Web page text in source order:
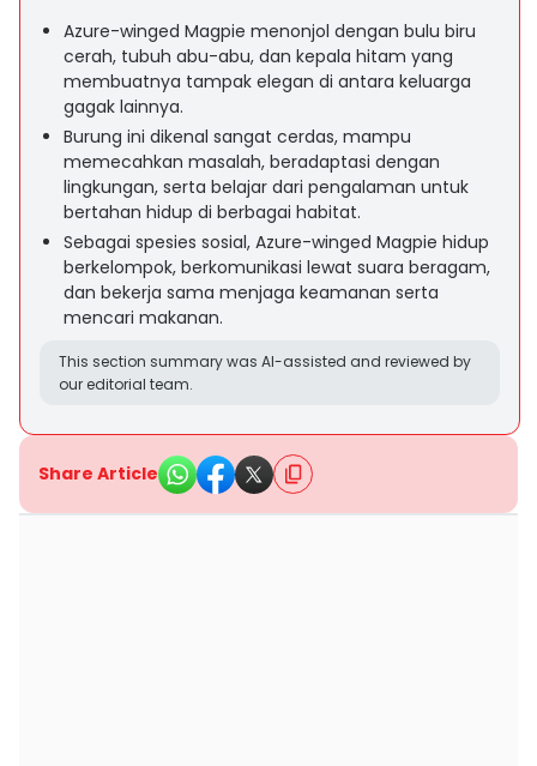
Azure-winged Magpie menonjol dengan bulu biru
cerah, tubuh abu-abu, dan kepala hitam yang
membuatnya tampak elegan di antara keluarga
gagak lainnya.
Burung ini dikenal sangat cerdas, mampu
memecahkan masalah, beradaptasi dengan
lingkungan, serta belajar dari pengalaman untuk
bertahan hidup di berbagai habitat.
Sebagai spesies sosial, Azure-winged Magpie hidup
berkelompok, berkomunikasi lewat suara beragam,
dan bekerja sama menjaga keamanan serta
mencari makanan.
This section summary was AI-assisted and reviewed by
our editorial team.
Share Article